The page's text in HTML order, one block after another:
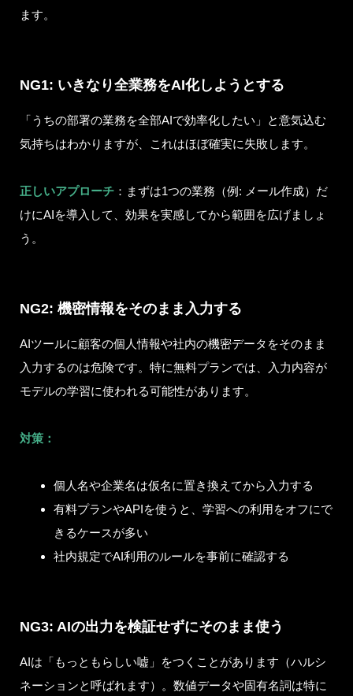
ます。
NG1: いきなり全業務をAI化しようとする
「うちの部署の業務を全部AIで効率化したい」と意気込む
気持ちはわかりますが、これはほぼ確実に失敗します。
正しいアプローチ ：まずは1つの業務（例: メール作成）だ
けにAIを導入して、効果を実感してから範囲を広げましょ
う。
NG2: 機密情報をそのまま入力する
AIツールに顧客の個人情報や社内の機密データをそのまま
入力するのは危険です。特に無料プランでは、入力内容が
モデルの学習に使われる可能性があります。
対策：
個人名や企業名は仮名に置き換えてから入力する
有料プランやAPIを使うと、学習への利用をオフにで
きるケースが多い
社内規定でAI利用のルールを事前に確認する
NG3: AIの出力を検証せずにそのまま使う
AIは「もっともらしい嘘」をつくことがあります（ハルシ
ネーションと呼ばれます）。数値データや固有名詞は特に